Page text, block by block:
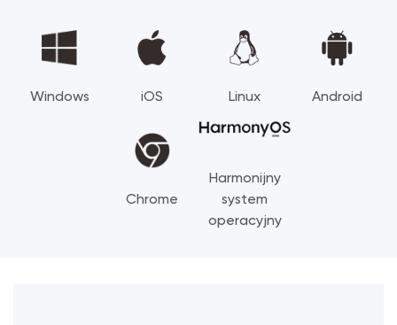
Windows iOS Linux Android
Chrome
Harmonijny
system
operacyjny